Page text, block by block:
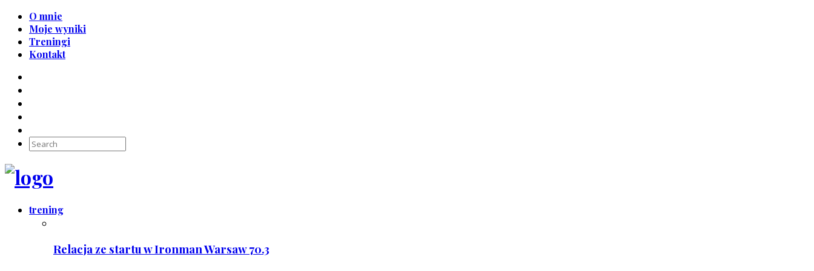
O mnie
Moje wyniki
Treningi
Kontakt
trening
Relacja ze startu w Ironman Warsaw 70.3